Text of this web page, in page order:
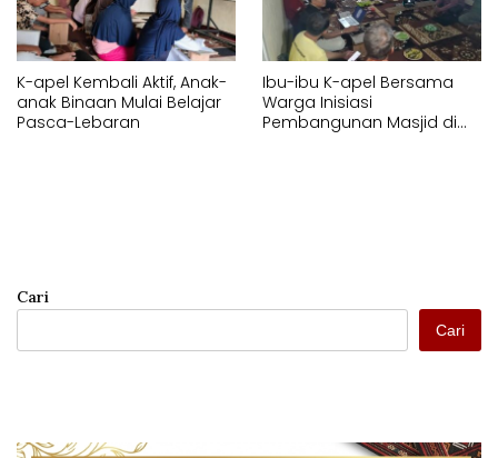
K-apel Kembali Aktif, Anak-
anak Binaan Mulai Belajar
Pasca-Lebaran
Ibu-ibu K-apel Bersama
Warga Inisiasi
Pembangunan Masjid di
Cari
Cari